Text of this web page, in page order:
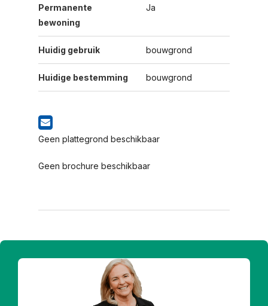
Permanente
bewoning
Ja
Huidig gebruik bouwgrond
Huidige bestemming bouwgrond
Geen plattegrond beschikbaar
Geen brochure beschikbaar